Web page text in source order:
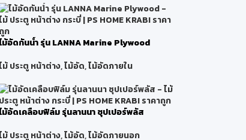
ม้อัดกันน้ำ รุ่น LANNA Marine Plywood
ม้ ประตู หน้าต่าง,ไม้อัด,ไม้อัดภายใน
ม้อัดเคลือบฟิล์ม รุ่นลานนา ซุปเปอร์พลัส
ม้ ประตู หน้าต่าง,ไม้อัด,ไม้อัดภายนอก